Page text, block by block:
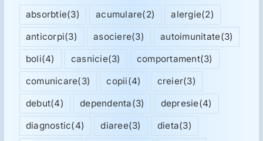
absorbtie(3) acumulare(2) alergie(2)
anticorpi(3) asociere(3) autoimunitate(3)
boli(4) casnicie(3) comportament(3)
comunicare(3) copii(4) creier(3)
debut(4) dependenta(3) depresie(4)
diagnostic(4) diaree(3) dieta(3)